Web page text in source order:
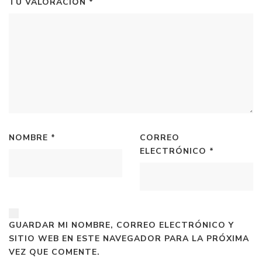
NOMBRE *
CORREO
ELECTRÓNICO *
GUARDAR MI NOMBRE, CORREO ELECTRÓNICO Y
SITIO WEB EN ESTE NAVEGADOR PARA LA PRÓXIMA
VEZ QUE COMENTE.